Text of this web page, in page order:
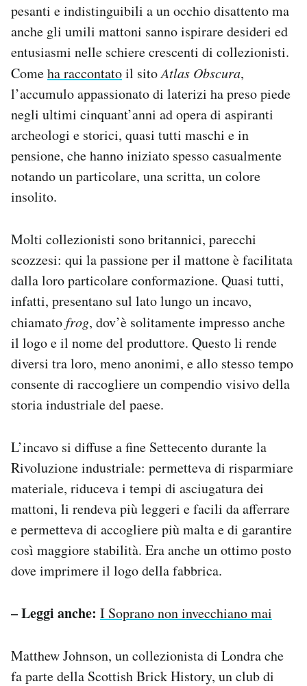
CALENDARIO
AREA PERSONALE
Area Personale
Newsletter
Notifiche mobile
Regala il Post
Hai bisogno di aiuto?
pesanti e indistinguibili a un occhio disattento ma
anche gli umili mattoni sanno ispirare desideri ed
entusiasmi nelle schiere crescenti di collezionisti.
Comeha raccontatoil sitoAtlas Obscura,
l’accumulo appassionato di laterizi ha preso piede
negli ultimi cinquant’anni ad opera di aspiranti
archeologi e storici, quasi tutti maschi e in
pensione, che hanno iniziato spesso casualmente
notando un particolare, una scritta, un colore
insolito.
Molti collezionisti sono britannici, parecchi
scozzesi: qui la passione per il mattone è facilitata
dalla loro particolare conformazione. Quasi tutti,
infatti, presentano sul lato lungo un incavo,
chiamatofrog, dov’è solitamente impresso anche
il logo e il nome del produttore. Questo li rende
diversi tra loro, meno anonimi, e allo stesso tempo
consente di raccogliere un compendio visivo della
storia industriale del paese.
L’incavo si diffuse a fine Settecento durante la
Rivoluzione industriale: permetteva di risparmiare
materiale, riduceva i tempi di asciugatura dei
mattoni, li rendeva più leggeri e facili da afferrare
e permetteva di accogliere più malta e di garantire
così maggiore stabilità. Era anche un ottimo posto
dove imprimere il logo della fabbrica.
– Leggi anche: I Soprano non invecchiano mai
Matthew Johnson, un collezionista di Londra che
fa parte della Scottish Brick History, un club di